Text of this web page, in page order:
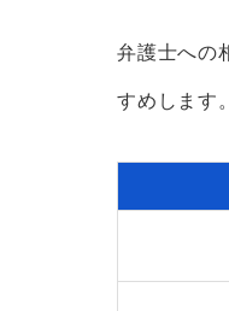
弁護士への
すめします。